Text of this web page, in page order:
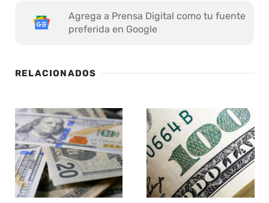
Agrega a Prensa Digital como tu fuente
preferida en Google
RELACIONADOS